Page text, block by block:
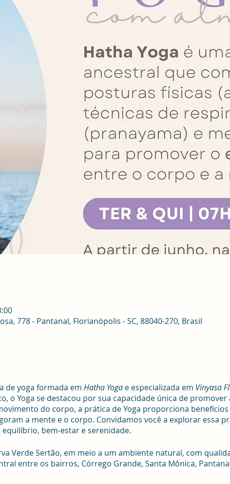
Rosa, 778 - Pantanal, Florianópolis - SC, 88040-270, Brasil
de yoga formada em Hatha Yogae especializada em Vinyasa
o Yoga se destacou por sua capacidade única de promover
do corpo, a prática de Yoga proporciona
a mente e o corpo. Convidamos você a explorar essa
bem-estar e serenidade.
Verde Sertão, em meio a um ambiente natural, com
entre os bairros, Córrego Grande, Santa Mônica,